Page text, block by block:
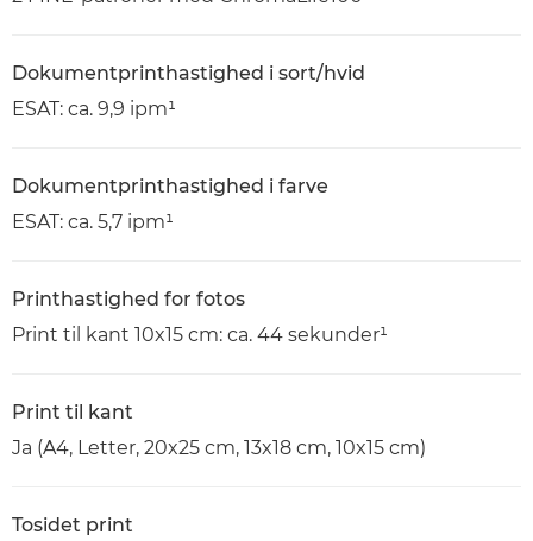
Dokumentprinthastighed i sort/hvid
ESAT: ca. 9,9 ipm¹
Dokumentprinthastighed i farve
ESAT: ca. 5,7 ipm¹
Printhastighed for fotos
Print til kant 10x15 cm: ca. 44 sekunder¹
Print til kant
Ja (A4, Letter, 20x25 cm, 13x18 cm, 10x15 cm)
Tosidet print